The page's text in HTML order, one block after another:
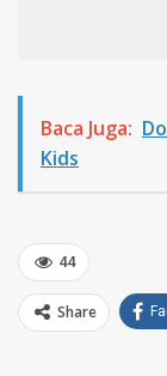
Baca Juga:
Kids
44
Share